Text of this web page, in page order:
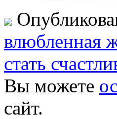
влюбленная
стать
Вы можете
сайт.